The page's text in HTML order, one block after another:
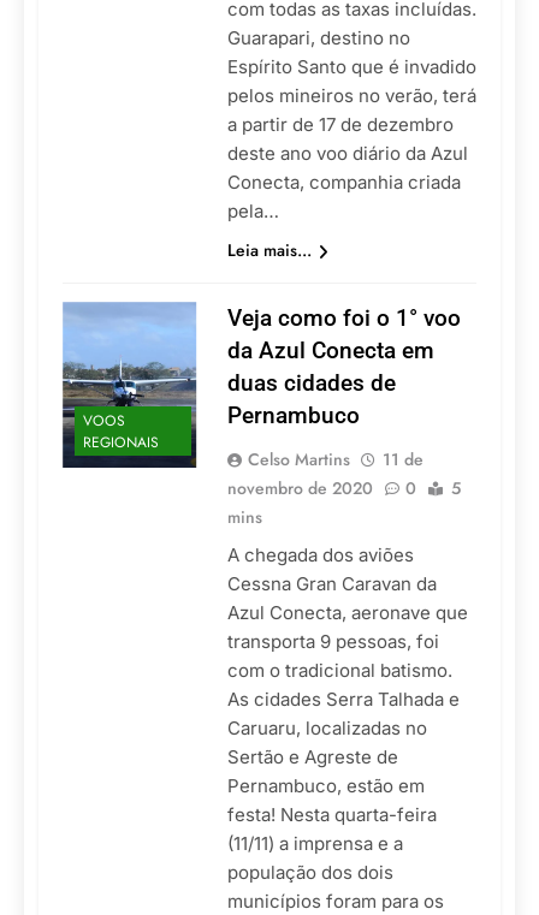
com todas as taxas incluídas.
Guarapari, destino no
Espírito Santo que é invadido
pelos mineiros no verão, terá
a partir de 17 de dezembro
deste ano voo diário da Azul
Conecta, companhia criada
pela…
Leia mais...
VOOS
REGIONAIS
Veja como foi o 1° voo
da Azul Conecta em
duas cidades de
Pernambuco
Celso Martins
11 de
novembro de 2020
0
5
mins
A chegada dos aviões
Cessna Gran Caravan da
Azul Conecta, aeronave que
transporta 9 pessoas, foi
com o tradicional batismo.
As cidades Serra Talhada e
Caruaru, localizadas no
Sertão e Agreste de
Pernambuco, estão em
festa! Nesta quarta-feira
(11/11) a imprensa e a
população dos dois
municípios foram para os